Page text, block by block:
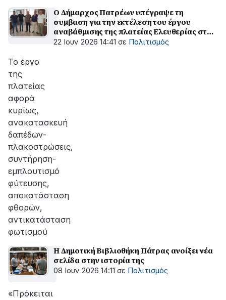
Ο Δήμαρχος Πατρέων υπέγραψε τη
συμβαση για την εκτέλεση του έργου
αναβάθμισης της πλατείας Ελευθερίας στα
Προσφυγικά
22 Ιουν 2026 14:41 σε Πολιτισμός
Το έργο
της
πλατείας
αφορά
κυρίως,
ανακατασκευή
δαπέδων-
πλακοστρώσεις,
συντήρηση-
εμπλουτισμό
φύτευσης,
αποκατάσταση
φθορών,
αντικατάσταση
φωτισμού
Η Δημοτική Βιβλιοθήκη Πάτρας ανοίξει νέα
σελίδα στην ιστορία της
08 Ιουν 2026 14:11 σε Πολιτισμός
«Πρόκειται